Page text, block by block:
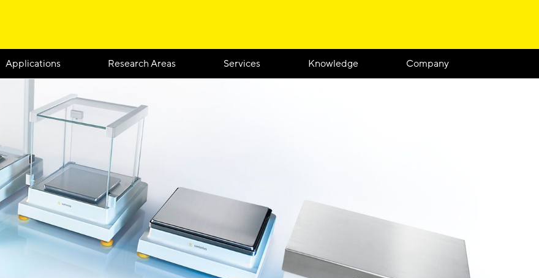
Applications Research Areas Services Knowledge Company